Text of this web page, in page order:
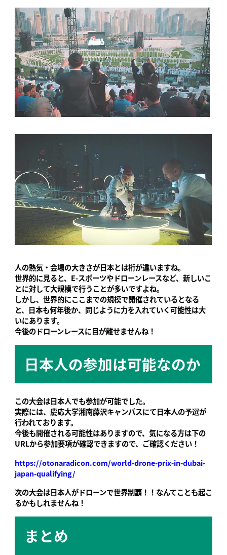
人の熱気・会場の大きさが日本とは桁が違いますね。
世界的に見ると、E-スポーツやドローンレースなど、新しいこ
とに対して大規模で行うことが多いですよね。
しかし、世界的にここまでの規模で開催されているとなる
と、日本も何年後か、同じように力を入れていく可能性は大
いにあります。
今後のドローンレースに目が離せませんね！
日本人の参加は可能なのか
この大会は日本人でも参加が可能でした。
実際には、慶応大学湘南藤沢キャンパスにて日本人の予選が
行われております。
今後も開催される可能性はありますので、気になる方は下の
URLから参加要項が確認できますので、ご確認ください！
https://otonaradicon.com/world-drone-prix-in-dubai-
japan-qualifying/
次の大会は日本人がドローンで世界制覇！！なんてことも起こ
るかもしれませんね！
まとめ